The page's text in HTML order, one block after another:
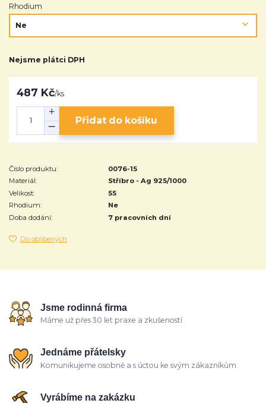
Rhodium
Nejsme plátci DPH
487 Kč/ks
Přidat do košíku
Číslo produktu:
0076-15
Materiál:
Stříbro - Ag 925/1000
Velikost:
55
Rhodium:
Ne
Doba dodání:
7 pracovních dní
Do oblíbených
Jsme rodinná firma
Máme už přes 30 let praxe a zkušeností
Jednáme přátelsky
Komunikujeme osobně a s úctou ke svým zákazníkům
Vyrábíme na zakázku